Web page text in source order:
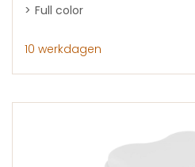
Full color
10 werkdagen